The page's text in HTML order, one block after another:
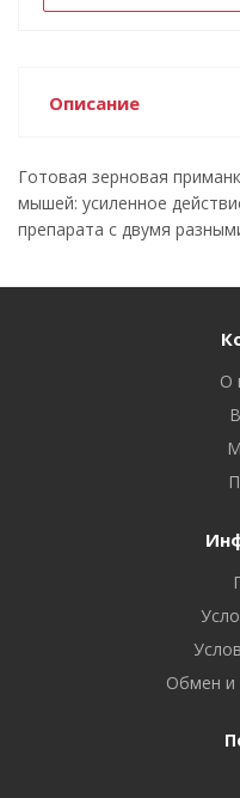
Описание
Готовая зерновая
мышей: усиленное
препарата с двумя
О
Обмен и